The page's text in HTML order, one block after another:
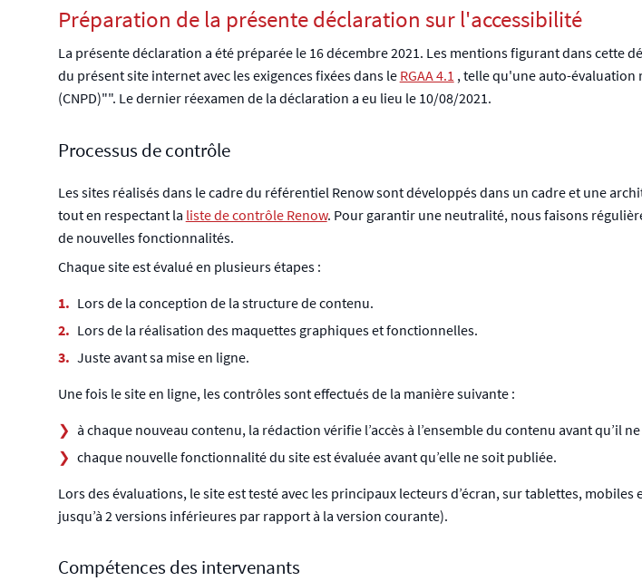
Préparation de la présente déclaration sur l'accessibilité
La présente déclaration a été préparée le 16 décembre 2021. Les mentions figurant dans cette
du présent site internet avec les exigences fixées dans le RGAA 4.1 , telle qu'une auto-
(CNPD)"". Le dernier réexamen de la déclaration a eu lieu le 10/08/2021.
Processus de contrôle
Les sites réalisés dans le cadre du référentiel Renow sont développés dans un cadre et une
tout en respectant la liste de contrôle Renow. Pour garantir une neutralité, nous faisons
de nouvelles fonctionnalités.
Chaque site est évalué en plusieurs étapes :
Lors de la conception de la structure de contenu.
Lors de la réalisation des maquettes graphiques et fonctionnelles.
Juste avant sa mise en ligne.
Une fois le site en ligne, les contrôles sont effectués de la manière suivante :
à chaque nouveau contenu, la rédaction vérifie l’accès à l’ensemble du contenu avant qu’il
chaque nouvelle fonctionnalité du site est évaluée avant qu’elle ne soit publiée.
Lors des évaluations, le site est testé avec les principaux lecteurs d’écran, sur tablettes,
jusqu’à 2 versions inférieures par rapport à la version courante).
Compétences des intervenants